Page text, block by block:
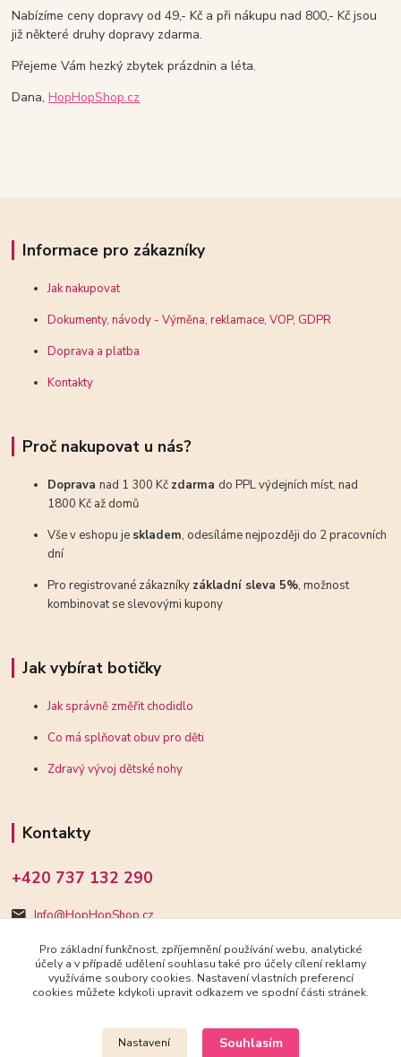
Nabízíme ceny dopravy od 49,- Kč a při nákupu nad 800,- Kč jsou
již některé druhy dopravy zdarma.
Přejeme Vám hezký zbytek prázdnin a léta.
Dana,HopHopShop.cz
Informace pro zákazníky
Jak nakupovat
Dokumenty, návody - Výměna, reklamace, VOP, GDPR
Doprava a platba
Kontakty
Proč nakupovat u nás?
Dopravanad 1 300 Kč zdarma do PPL výdejních míst, nad
1800 Kč až domů
Vše v eshopu je skladem, odesíláme nejpozději do 2 pracovních
dní
Pro registrované zákazníky základní sleva 5%, možnost
kombinovat se slevovými kupony
Jak vybírat botičky
Jak správně změřit chodidlo
Co má splňovat obuv pro děti
Zdravý vývoj dětské nohy
Kontakty
+420 737 132 290
Info@HopHopShop.cz
Upravit sběr cookies.
Pro základní funkčnost, zpříjemnění používání webu, analytické
účely a v případě udělení souhlasu také pro účely cílení reklamy
využíváme soubory cookies. Nastavení vlastních preferencí
cookies můžete kdykoli upravit odkazem ve spodní části stránek.
Nastavení Souhlasím